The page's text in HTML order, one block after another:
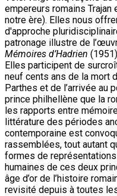
empereurs romains
notre ère). Elles nous
d'approche
patronage illustre de
Mémoires d’Hadrien
Elles participent de
neuf cents ans de la mort
Parthes et de l’arrivée au
prince philhellène que la
les rapports entre
littérature des périodes
contemporaine est
rassemblées, tout autant
formes de
humaines de ces deux
âge d’or de l’histoire
revisité depuis à toutes